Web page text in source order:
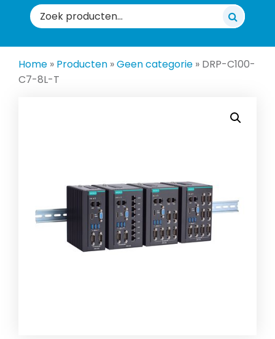
Zoeken
naar:
Home » Producten »Geen categorie » DRP-C100-
C7-8L-T